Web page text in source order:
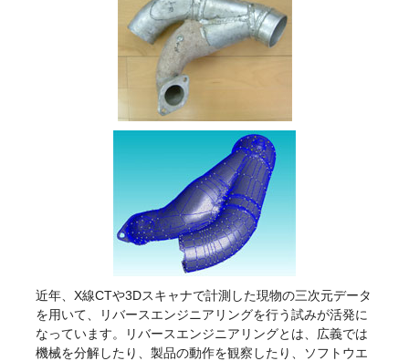
近年、X線CTや3Dスキャナで計測した現物の三次元データ
を用いて、リバースエンジニアリングを行う試みが活発に
なっています。リバースエンジニアリングとは、広義では
機械を分解したり、製品の動作を観察したり、ソフトウエ